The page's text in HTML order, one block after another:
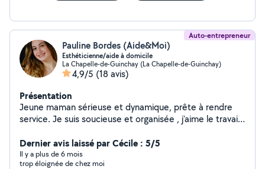
Auto-entrepreneur
Pauline Bordes (Aide&Moi)
Esthéticienne/aide à domicile
La Chapelle-de-Guinchay (La Chapelle-de-Guinchay)
4,9/5 (18 avis)
Présentation
Jeune maman sérieuse et dynamique, prête à rendre
service. Je suis soucieuse et organisée , j'aime le travail
Dernier avis laissé par Cécile : 5/5
Il y a plus de 6 mois
trop éloignée de chez moi